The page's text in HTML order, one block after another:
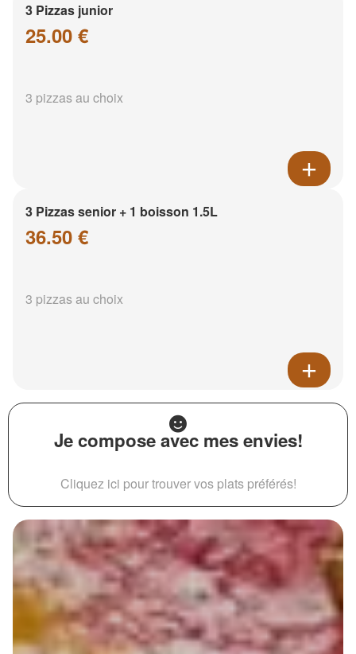
3 Pizzas junior
25.00 €
3 pizzas au choix
3 Pizzas senior + 1 boisson 1.5L
36.50 €
3 pizzas au choix
Je compose avec mes envies!
Cliquez ici pour trouver vos plats préférés!